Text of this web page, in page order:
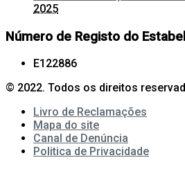
2025
Número de Registo do
E122886
© 2022. Todos os direitos
Livro de Reclamações
Mapa do site
Canal de Denúncia
Politica de Privacidade